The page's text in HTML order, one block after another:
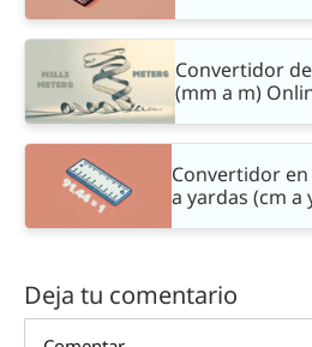
Convertidor
(mm a m)
Convertidor
a yardas (cm a
Deja tu comentario